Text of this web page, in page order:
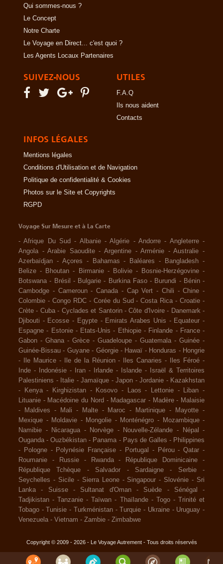
Qui sommes-nous ?
Le Concept
Notre Charte
Le Voyage en Direct... c'est quoi ?
Les Agents Locaux Partenaires
SUIVEZ-NOUS UTILES
F.A.Q
Ils nous aident
Contacts
INFOS LÉGALES
Mentions légales
Conditions d'Utilisation et de Navigation
Politique de confidentialité & Cookies
Photos sur le Site et Copyrights
RGPD
Voyage Sur Mesure et à La Carte
-Afrique Du Sud - Albanie -Algérie -Andorre - Angleterre -
Angola -Arabie Saoudite -Argentine -Arménie -Australie -
Azerbaïdjan - Açores - Bahamas - Baléares - Bangladesh -
Belize - Bhoutan - Birmanie - Bolivie - Bosnie-Herzégovine -
Botswana - Brésil - Bulgarie - Burkina Faso - Burundi - Bénin -
Cambodge - Cameroun - Canada - Cap Vert - Chili -Chine -
Colombie - Congo RDC - Corée du Sud -Costa Rica -Croatie -
Crète - Cuba - Cyclades et Santorin -Côte d'Ivoire - Danemark -
Djibouti - Ecosse - Egypte - Emirats Arabes Unis - Equateur -
Espagne - Estonie - Etats-Unis - Ethiopie - Finlande - France -
Gabon - Ghana - Grèce - Guadeloupe - Guatemala - Guinée -
Guinée-Bissau - Guyane - Géorgie - Hawaï - Honduras - Hongrie
-
Ile Maurice - Ile de la Réunion - Iles Canaries - Iles Féroé -
Inde - Indonésie - Iran - Irlande - Islande -
Israël & Territoires
Palestiniens - Italie - Jamaïque - Japon - Jordanie - Kazakhstan
-
Kenya - Kirghizistan - Kosovo - Laos - Lettonie - Liban -
Lituanie - Macédoine du Nord - Madagascar - Madère - Malaisie
-
Maldives - Mali - Malte - Maroc - Martinique - Mayotte -
Mexique - Moldavie - Mongolie - Monténégro - Mozambique -
Namibie - Nicaragua - Norvège - Nouvelle-Zélande - Népal
-
Ouganda -Ouzbékistan - Panama - Pays de Galles - Philippines
-
Pologne - Polynésie Française - Portugal - Pérou -Qatar -
Roumanie
- Russie - Rwanda - République Dominicaine
-
République Tchèque
- Salvador - Sardaigne - Serbie
-
Seychelles - Sicile - Sierra Leone - Singapour - Slovénie - Sri
Lanka
- Suisse - Sultanat d'Oman - Suède - Sénégal
-
Tadjikistan -Tanzanie -Taïwan - Thaïlande - Togo - Trinité et
Tobago -Tunisie - Turkménistan -Turquie - Ukraine - Uruguay -
Venezuela - Vietnam - Zambie - Zimbabwe
Copyright © 2009 - 2026 - Le Voyage Autrement - Tous droits réservés